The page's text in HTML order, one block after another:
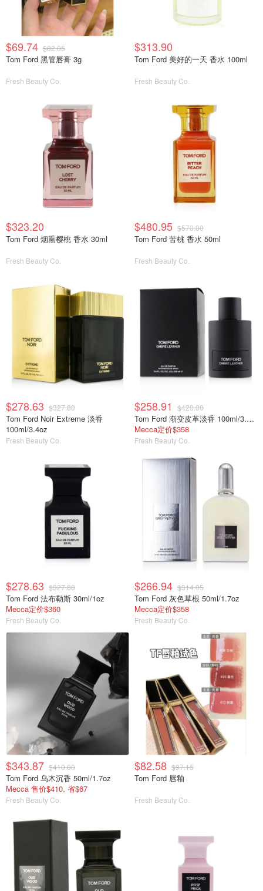
$69.74 $82.05
Tom Ford 黑管唇膏 3g
Fresh Beauty Co.
$313.90
Tom Ford 美好的一天 香水 100ml
Fresh Beauty Co.
$323.20
Tom Ford 烟熏樱桃 香水 30ml
Fresh Beauty Co.
$480.95 $570.00
Tom Ford 苦桃 香水 50ml
Fresh Beauty Co.
$278.63 $327.80
Tom Ford Noir Extreme 淡香
100ml/3.4oz
Fresh Beauty Co.
$258.91 $420.00
Tom Ford 渐变皮革淡香 100ml/3.4oz
Mecca定价$358
Fresh Beauty Co.
$278.63 $327.80
Tom Ford 法布勒斯 30ml/1oz
Mecca定价$360
Fresh Beauty Co.
$266.94 $314.05
Tom Ford 灰色草根 50ml/1.7oz
Mecca定价$358
Fresh Beauty Co.
$343.87 $410.00
Tom Ford 乌木沉香 50ml/1.7oz
Mecca 售价$410, 省$67
Fresh Beauty Co.
$82.58 $97.15
Tom Ford 唇釉
Fresh Beauty Co.